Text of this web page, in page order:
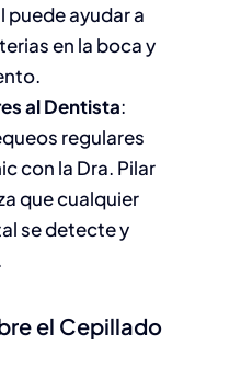
puede ayudar a
en la boca y
al Dentista:
regulares
con la Dra. Pilar
que cualquier
se detecte y
el Cepillado